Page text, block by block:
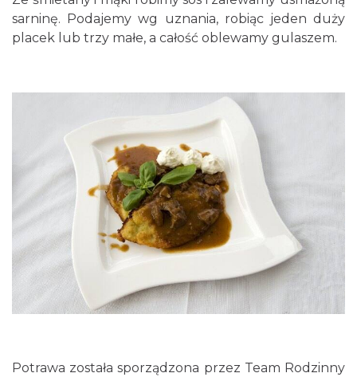
sarninę. Podajemy wg uznania, robiąc jeden duży
placek lub trzy małe, a całość oblewamy gulaszem.
Potrawa została sporządzona przez Team Rodzinny